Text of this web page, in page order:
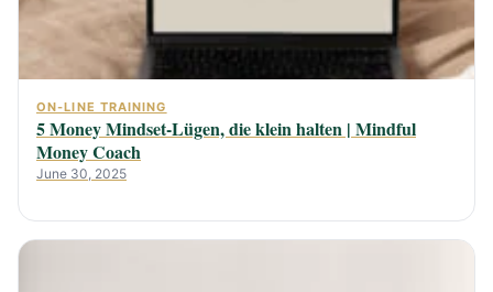
ON-LINE TRAINING
5 Money Mindset-Lügen, die klein halten | Mindful
Money Coach
June 30, 2025